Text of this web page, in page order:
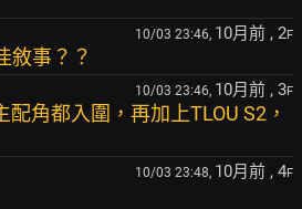
10/03 23:46, 10月前 , 2F
敘事？？
10/03 23:46, 10月前 , 3F
配角都入圍，再加上TLOU S2，
10/03 23:48, 10月前 , 4F